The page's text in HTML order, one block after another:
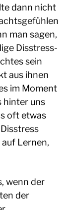
dann nicht
man sagen,
Disstress-
sein
aus ihnen
im Moment
hinter uns
oft etwas
Lernen,
wenn der
der